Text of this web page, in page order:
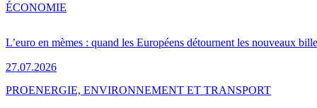
L’euro en mèmes : quand les Européens détournent les nouveaux
27.07.2026
ÉCONOMIE
PROENERGIE, ENVIRONNEMENT ET TRANSPORT